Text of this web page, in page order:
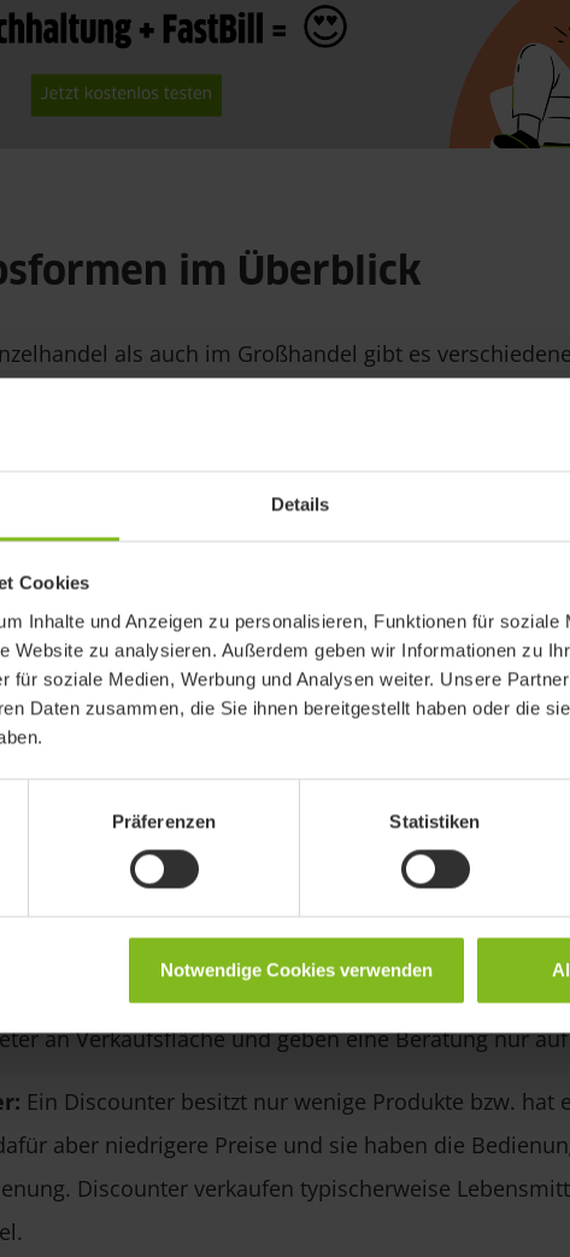
Details
Cookies
Inhalte und Anzeigen zu personalisieren, Funktionen für soziale
Website zu analysieren. Außerdem geben wir Informationen zu
für soziale Medien, Werbung und Analysen weiter. Unsere
Daten zusammen, die Sie ihnen bereitgestellt haben oder die
Präferenzen Statistiken
Notwendige Cookies verwenden
im Überblick
als auch im Großhandel gibt es verschiedene
bekommst, haben wir dir untenstehend jeweils die
im Einzelhandel
Arten von Einzelhandel, diese lassen sich nach
wie ihrer Betriebsgröße, Bedienungsform,
stellen wir dir die wichtigsten Betriebsformen im
und haben ein vielfältiges Sortiment. Bei
die Kunden selbst, ob sie eine Beratung haben
speziellen Bereichen. Kaufhäuser besitzen mindestens
an Verkaufsfläche und geben eine Beratung nur
Ein Discounter besitzt nur wenige Produkte bzw. hat
aber niedrigere Preise und sie haben die
Discounter verkaufen typischerweise